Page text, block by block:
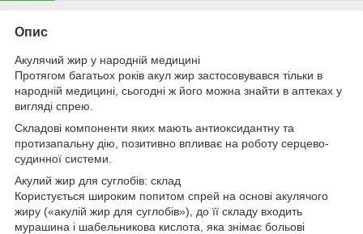
Опис
Акулячий жир у народній медицині
Протягом багатьох років акул жир застосовувався тільки в
народній медицині, сьогодні ж його можна знайти в аптеках у
вигляді спрею.
Складові компоненти яких мають антиоксидантну та
протизапальну дію, позитивно впливає на роботу серцево-
судинної системи.
Акулий жир для суглобів: склад
Користується широким попитом спрей на основі акулячого
жиру («акулій жир для суглобів»), до її складу входить
мурашина і шабельникова кислота, яка знімає больові